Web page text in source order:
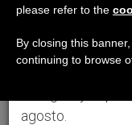
se generan
agosto.
please refer to the
By closing this
continuing to browse